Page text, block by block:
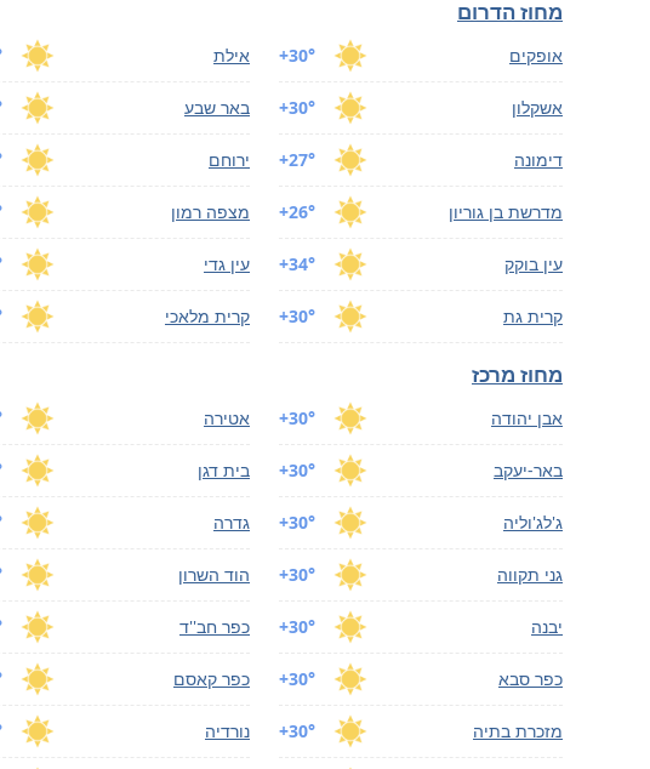
מחוז הדרום
+30° אופקים אילת
+30° אשקלון באר שבע
+27° דימונה ירוחם
+26° מדרשת בן גוריון מצפה רמון
+34° עין בוקק עין גדי
+30° קרית גת קרית מלאכי
מחוז מרכז
+30° אבן יהודה אטירה
+30° באר-יעקב בית דגן
+30° ג'לג'וליה גדרה
+30° גני תקווה הוד השרון
+30° יבנה כפר חב''ד
+30° כפר סבא כפר קאסם
+30° מזכרת בתיה נורדיה